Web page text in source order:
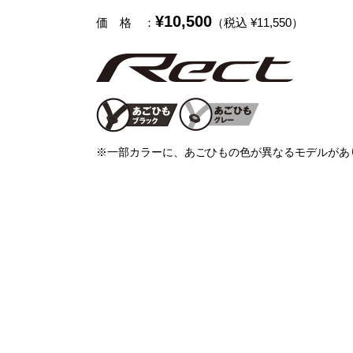
価 格 ： ¥10,500 （税込 ¥11,550）
※一部カラーに、あごひもの色が異なるモデルがあ